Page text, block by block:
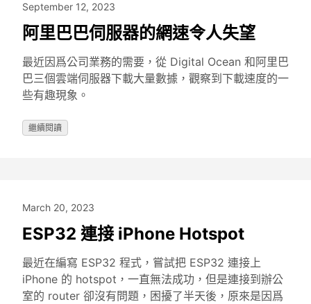
September 12, 2023
阿里巴巴伺服器的網速令人失望
最近因爲公司業務的需要，從 Digital Ocean 和阿里巴
巴三個雲端伺服器下載大量數據，觀察到下載速度的一
些有趣現象。
繼續閱讀
March 20, 2023
ESP32 連接 iPhone Hotspot
最近在編寫 ESP32 程式，嘗試把 ESP32 連接上
iPhone 的 hotspot，一直無法成功，但是連接到辦公
室的 router 卻沒有問題，困擾了半天後，原來是因爲